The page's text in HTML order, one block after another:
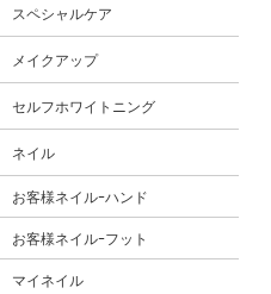
スペシャルケア
メイクアップ
セルフホワイトニング
ネイル
お客様ネイルｰハンド
お客様ネイルｰフット
マイネイル